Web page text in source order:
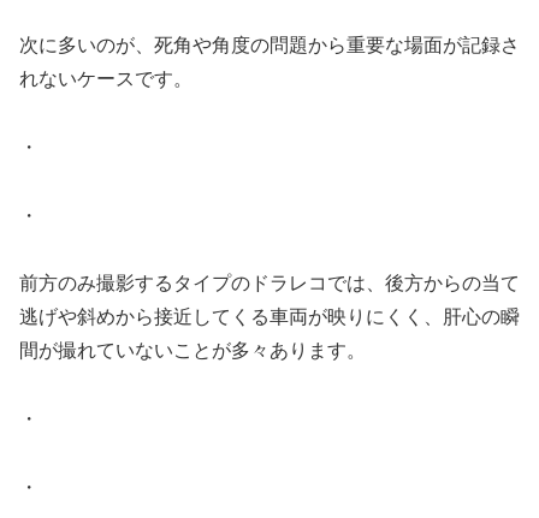
次に多いのが、死角や角度の問題から重要な場面が記録さ
れないケースです。
・
・
前方のみ撮影するタイプのドラレコでは、後方からの当て
逃げや斜めから接近してくる車両が映りにくく、肝心の瞬
間が撮れていないことが多々あります。
・
・